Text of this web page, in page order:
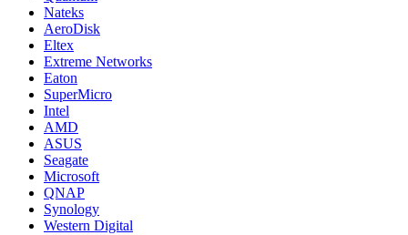
Nateks
AeroDisk
Eltex
Extreme Networks
Eaton
SuperMicro
Intel
AMD
ASUS
Seagate
Microsoft
QNAP
Synology
Western Digital